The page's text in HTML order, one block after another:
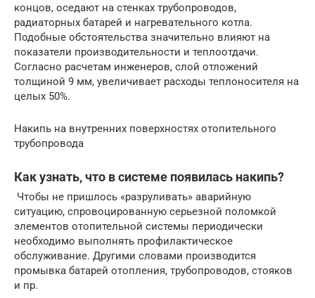
концов, оседают на стенках трубопроводов,
радиаторных батарей и нагревательного котла.
Подобные обстоятельства значительно влияют на
показатели производительности и теплоотдачи.
Согласно расчетам инженеров, слой отложений
толщиной 9 мм, увеличивает расходы теплоносителя на
целых 50%.
Накипь на внутренних поверхностях отопительного
трубопровода
Как узнать, что в системе появилась накипь?
Чтобы не пришлось «разруливать» аварийную
ситуацию, спровоцированную серьезной поломкой
элементов отопительной системы периодически
необходимо выполнять профилактическое
обслуживание. Другими словами производится
промывка батарей отопления, трубопроводов, стояков
и пр.